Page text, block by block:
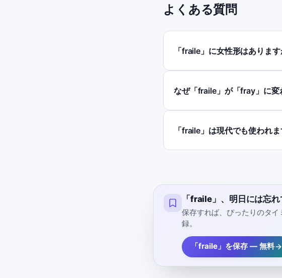
よくある質問
「fraile」に女性形はあります
なぜ「fraile」が「fray」に変
「fraile」は現代でも使われ
「fraile」、明日には忘
保存すれば、ぴったりのタ
録。
「fraile」を保存 — 無料